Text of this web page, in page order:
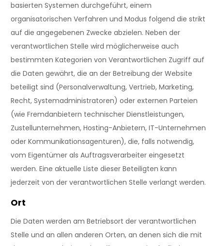
basierten Systemen durchgeführt, einem
organisatorischen Verfahren und Modus folgend die strikt
auf die angegebenen Zwecke abzielen. Neben der
verantwortlichen Stelle wird möglicherweise auch
bestimmten Kategorien von Verantwortlichen Zugriff auf
die Daten gewährt, die an der Betreibung der Website
beteiligt sind (Personalverwaltung, Vertrieb, Marketing,
Recht, Systemadministratoren) oder externen Parteien
(wie Fremdanbietern technischer Dienstleistungen,
Zustellunternehmen, Hosting-Anbietern, IT-Unternehmen
oder Kommunikationsagenturen), die, falls notwendig,
vom Eigentümer als Auftragsverarbeiter eingesetzt
werden. Eine aktuelle Liste dieser Beteiligten kann
jederzeit von der verantwortlichen Stelle verlangt werden.
Ort
Die Daten werden am Betriebsort der verantwortlichen
Stelle und an allen anderen Orten, an denen sich die mit